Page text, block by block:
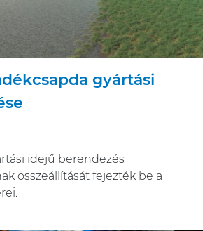
gyártási
idejű berendezés
összeállítását fejezték be a